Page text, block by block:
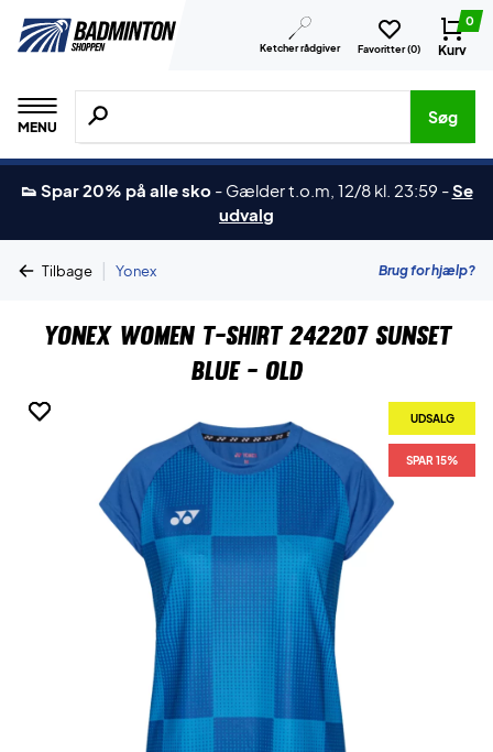
Ketcher rådgiver Favoritter (0)
0
Kurv
MENU
Søg efter produkter, mærker etc.
Søg
👟 Spar 20% på alle sko - Gælder t.o.m, 12/8 kl. 23:59 -Se
udvalg
Tilbage | Yonex Brug for hjælp?
Yonex Women T-shirt 242207 Sunset
Blue - OLD
UDSALG
SPAR 15%
UDSALG
SPAR 15%